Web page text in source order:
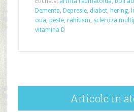
Dementa, Depresie, diabet, hering,
oua, peste, rahitism, scleroza
vitamina D
Articole in